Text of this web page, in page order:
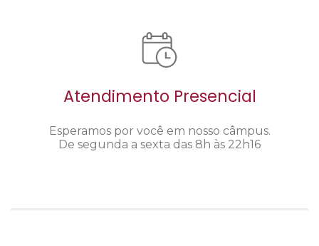
Atendimento Presencial
Esperamos por você em nosso câmpus.
De segunda a sexta das 8h às 22h16